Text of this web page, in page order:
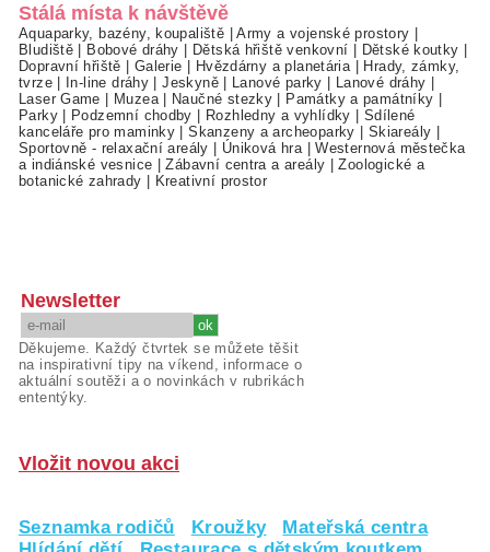
Stálá místa k návštěvě
Aquaparky, bazény, koupaliště |Army a vojenské prostory |
Bludiště | Bobové dráhy | Dětská hřiště venkovní | Dětské koutky |
Dopravní hřiště | Galerie | Hvězdárny a planetária | Hrady, zámky,
tvrze| In-line dráhy |Jeskyně| Lanové parky | Lanové dráhy |
Laser Game | Muzea| Naučné stezky | Památky a památníky |
Parky| Podzemní chodby | Rozhledny a vyhlídky | Sdílené
kanceláře pro maminky |Skanzeny a archeoparky | Skiareály |
Sportovně - relaxační areály | Úniková hra |Westernová městečka
a indiánské vesnice |Zábavní centra a areály |Zoologické a
botanické zahrady | Kreativní prostor
Newsletter
Děkujeme. Každý čtvrtek se můžete těšit
na inspirativní tipy na víkend, informace o
aktuální soutěži a o novinkách v rubrikách
ententýky.
Vložit novou akci
Seznamka rodičů Kroužky
Mateřská centra